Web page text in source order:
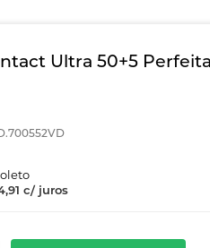
Ultra 50+5
c/ juros